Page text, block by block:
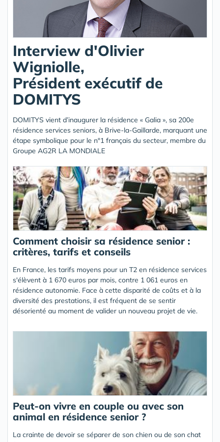
Interview d'Olivier
Wigniolle,
Président exécutif de
DOMITYS
DOMITYS vient d’inaugurer la résidence « Galia », sa 200e
résidence services seniors, à Brive-la-Gaillarde, marquant une
étape symbolique pour le n°1 français du secteur, membre du
Groupe AG2R LA MONDIALE
Comment choisir sa résidence senior :
critères, tarifs et conseils
En France, les tarifs moyens pour un T2 en résidence services
s'élèvent à 1 670 euros par mois, contre 1 061 euros en
résidence autonomie. Face à cette disparité de coûts et à la
diversité des prestations, il est fréquent de se sentir
désorienté au moment de valider un nouveau projet de vie.
Peut-on vivre en couple ou avec son
animal en résidence senior ?
La crainte de devoir se séparer de son chien ou de son chat